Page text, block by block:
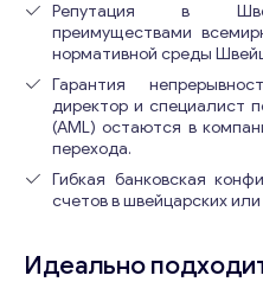
Репутация в
преимуществами
нормативной среды
Гарантия
директор и специалист
(AML) остаются в
перехода.
Гибкая банковская
счетов в швейцарских
Идеально